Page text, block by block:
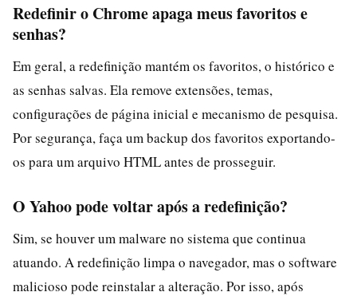
Redefinir o Chrome apaga meus favoritos e
senhas?
Em geral, a redefinição mantém os favoritos, o histórico e
as senhas salvas. Ela remove extensões, temas,
configurações de página inicial e mecanismo de pesquisa.
Por segurança, faça um backup dos favoritos exportando-
os para um arquivo HTML antes de prosseguir.
O Yahoo pode voltar após a redefinição?
Sim, se houver um malware no sistema que continua
atuando. A redefinição limpa o navegador, mas o software
malicioso pode reinstalar a alteração. Por isso, após